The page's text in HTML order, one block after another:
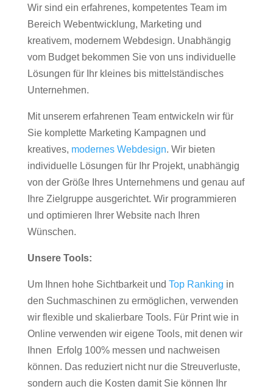
Wir sind ein erfahrenes, kompetentes Team im
Bereich Webentwicklung, Marketing und
kreativem, modernem Webdesign. Unabhängig
vom Budget bekommen Sie von uns individuelle
Lösungen für Ihr kleines bis mittelständisches
Unternehmen.
Mit unserem erfahrenen Team entwickeln wir für
Sie komplette Marketing Kampagnen und
kreatives, modernes Webdesign. Wir bieten
individuelle Lösungen für Ihr Projekt, unabhängig
von der Größe Ihres Unternehmens und genau auf
Ihre Zielgruppe ausgerichtet. Wir programmieren
und optimieren Ihrer Website nach Ihren
Wünschen.
Unsere Tools:
Um Ihnen hohe Sichtbarkeit und Top Ranking in
den Suchmaschinen zu ermöglichen, verwenden
wir flexible und skalierbare Tools. Für Print wie in
Online verwenden wir eigene Tools, mit denen wir
Ihnen Erfolg 100% messen und nachweisen
können. Das reduziert nicht nur die Streuverluste,
sondern auch die Kosten damit Sie können Ihr